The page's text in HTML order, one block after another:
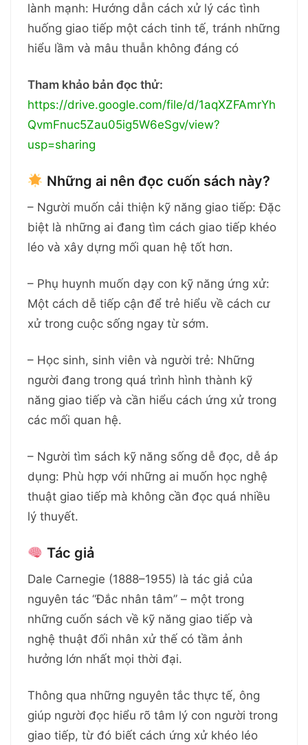
lành mạnh: Hướng dẫn cách xử lý các tình
huống giao tiếp một cách tinh tế, tránh những
hiểu lầm và mâu thuẫn không đáng có
Tham khảo bản đọc thử:
https://drive.google.com/file/d/1aqXZFAmrYh
QvmFnuc5Zau05ig5W6eSgv/view?
usp=sharing
Những ai nên đọc cuốn sách này?
– Người muốn cải thiện kỹ năng giao tiếp: Đặc
biệt là những ai đang tìm cách giao tiếp khéo
léo và xây dựng mối quan hệ tốt hơn.
– Phụ huynh muốn dạy con kỹ năng ứng xử:
Một cách dễ tiếp cận để trẻ hiểu về cách cư
xử trong cuộc sống ngay từ sớm.
– Học sinh, sinh viên và người trẻ: Những
người đang trong quá trình hình thành kỹ
năng giao tiếp và cần hiểu cách ứng xử trong
các mối quan hệ.
– Người tìm sách kỹ năng sống dễ đọc, dễ áp
dụng: Phù hợp với những ai muốn học nghệ
thuật giao tiếp mà không cần đọc quá nhiều
lý thuyết.
Tác giả
Dale Carnegie (1888–1955) là tác giả của
nguyên tác “Đắc nhân tâm” – một trong
những cuốn sách về kỹ năng giao tiếp và
nghệ thuật đối nhân xử thế có tầm ảnh
hưởng lớn nhất mọi thời đại.
Thông qua những nguyên tắc thực tế, ông
giúp người đọc hiểu rõ tâm lý con người trong
giao tiếp, từ đó biết cách ứng xử khéo léo